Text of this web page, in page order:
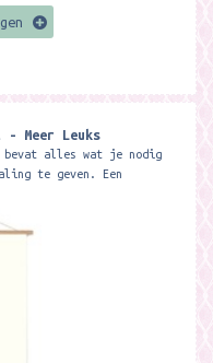
Meer Leuks
bevat alles wat je nodig
te geven. Een